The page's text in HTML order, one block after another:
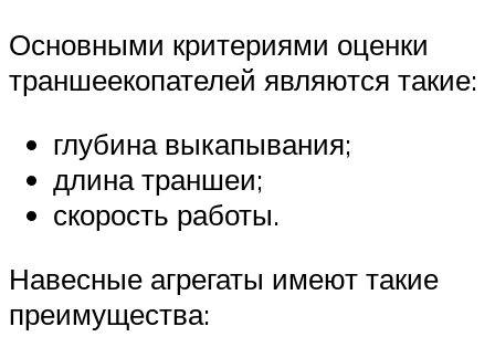
Основными критериями оценки
траншеекопателей являются такие:
глубина выкапывания;
длина траншеи;
скорость работы.
Навесные агрегаты имеют такие
преимущества: